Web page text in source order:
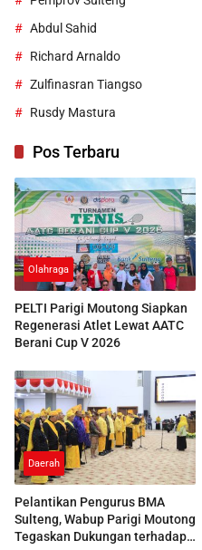
Abdul Sahid
Richard Arnaldo
Zulfinasran Tiangso
Rusdy Mastura
Pos Terbaru
Olahraga
PELTI Parigi Moutong Siapkan
Regenerasi Atlet Lewat AATC
Berani Cup V 2026
Daerah
Pelantikan Pengurus BMA
Sulteng, Wabup Parigi Moutong
Tegaskan Dukungan terhadap